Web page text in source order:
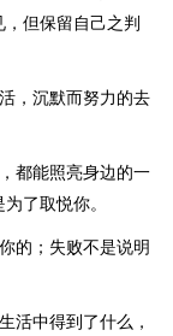
但保留自己之判
，沉默而努力的去
都能照亮身边的一
了取悦你。
的；失败不是说明
活中得到了什么，